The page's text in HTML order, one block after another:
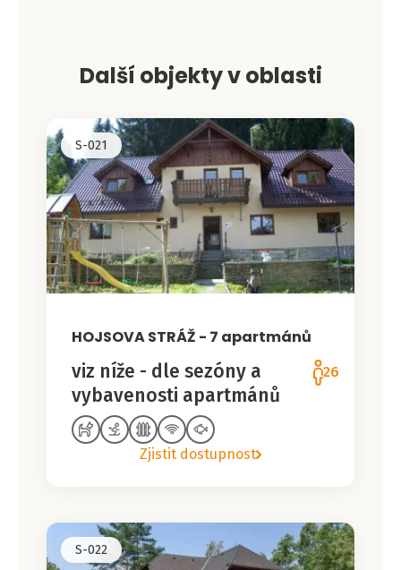
Další objekty v oblasti
S-021
HOJSOVA STRÁŽ - 7 apartmánů
viz níže - dle sezóny a
vybavenosti apartmánů
26
Zjistit dostupnost
S-022